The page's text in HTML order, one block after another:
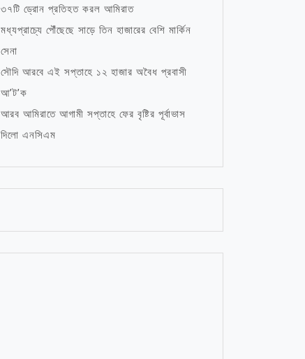
৩৭টি ড্রোন প্রতিহত করল আমিরাত
মধ্যপ্রাচ্যে পৌঁছেছে সাড়ে তিন হাজারের বেশি মার্কিন
সেনা
সৌদি আরবে এই সপ্তাহে ১২ হাজার অবৈধ প্রবাসী
আ’ট’ক
আরব আমিরাতে আগামী সপ্তাহে ফের বৃষ্টির পূর্বাভাস
দিলো এনসিএম